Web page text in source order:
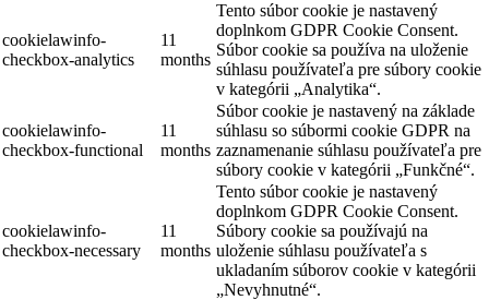
cookielawinfo-
checkbox-analytics
11
months
Tento súbor cookie je nastavený
doplnkom GDPR Cookie Consent.
Súbor cookie sa používa na uloženie
súhlasu používateľa pre súbory cookie
v kategórii „Analytika“.
cookielawinfo-
checkbox-functional
11
months
Súbor cookie je nastavený na základe
súhlasu so súbormi cookie GDPR na
zaznamenanie súhlasu používateľa pre
súbory cookie v kategórii „Funkčné“.
cookielawinfo-
checkbox-necessary
11
months
Tento súbor cookie je nastavený
doplnkom GDPR Cookie Consent.
Súbory cookie sa používajú na
uloženie súhlasu používateľa s
ukladaním súborov cookie v kategórii
„Nevyhnutné“.